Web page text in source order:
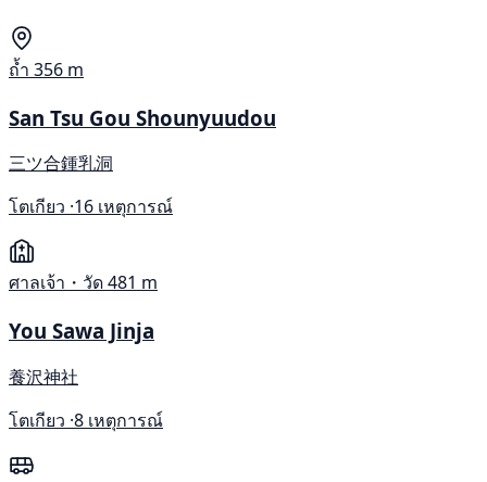
ถ้ำ 356 m
San Tsu Gou Shounyuudou
三ツ合鍾乳洞
โตเกียว ·16 เหตุการณ์
ศาลเจ้า・วัด481 m
You Sawa Jinja
養沢神社
โตเกียว ·8 เหตุการณ์